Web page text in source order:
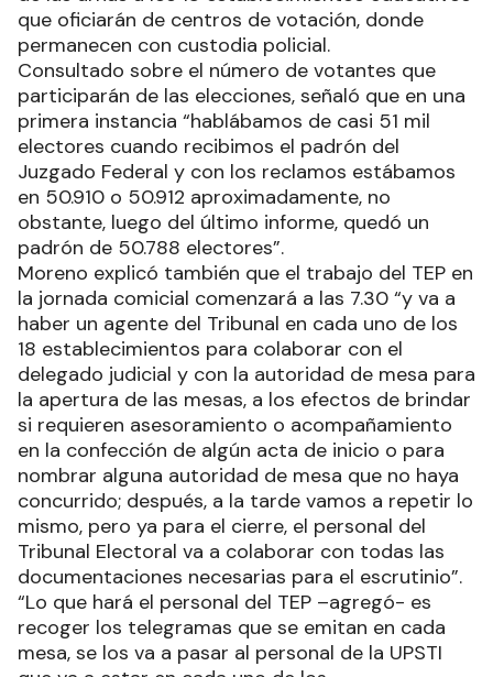
que oficiarán de centros de votación, donde
permanecen con custodia policial.
Consultado sobre el número de votantes que
participarán de las elecciones, señaló que en una
primera instancia “hablábamos de casi 51 mil
electores cuando recibimos el padrón del
Juzgado Federal y con los reclamos estábamos
en 50.910 o 50.912 aproximadamente, no
obstante, luego del último informe, quedó un
padrón de 50.788 electores”.
Moreno explicó también que el trabajo del TEP en
la jornada comicial comenzará a las 7.30 “y va a
haber un agente del Tribunal en cada uno de los
18 establecimientos para colaborar con el
delegado judicial y con la autoridad de mesa para
la apertura de las mesas, a los efectos de brindar
si requieren asesoramiento o acompañamiento
en la confección de algún acta de inicio o para
nombrar alguna autoridad de mesa que no haya
concurrido; después, a la tarde vamos a repetir lo
mismo, pero ya para el cierre, el personal del
Tribunal Electoral va a colaborar con todas las
documentaciones necesarias para el escrutinio”.
“Lo que hará el personal del TEP –agregó- es
recoger los telegramas que se emitan en cada
mesa, se los va a pasar al personal de la UPSTI